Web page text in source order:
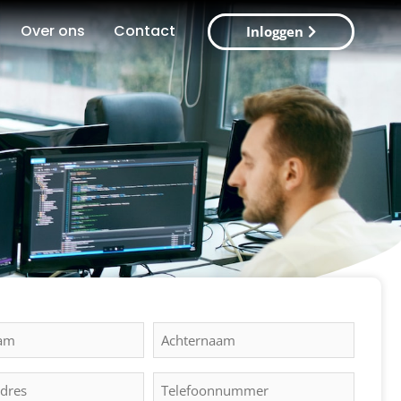
Over ons Contact Inloggen
Achternaam
Telefoonnummer